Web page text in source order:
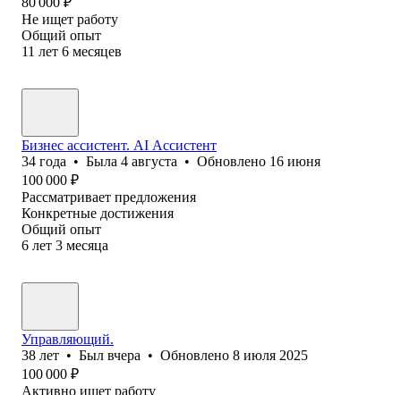
Не ищет работу
Общий опыт
11 лет 6 месяцев
Бизнес ассистент. AI Ассистент
34 года • Была 4 августа • Обновлено 16 июня
100 000 ₽
Рассматривает предложения
Конкретные достижения
Общий опыт
6 лет 3 месяца
Управляющий.
38 лет • Был вчера • Обновлено 8 июля 2025
100 000 ₽
Активно ищет работу